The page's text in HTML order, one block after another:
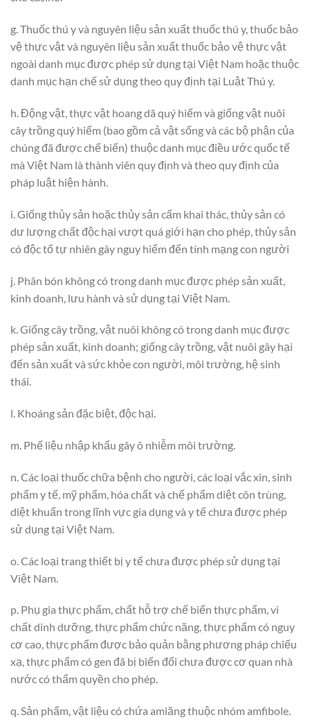
g. Thuốc thú y và nguyên liệu sản xuất thuốc thú y, thuốc bảo
vệ thực vật và nguyên liệu sản xuất thuốc bảo vệ thực vật
ngoài danh mục được phép sử dụng tại Việt Nam hoặc thuộc
danh mục hạn chế sử dụng theo quy định tại Luật Thú y.
h. Động vật, thực vật hoang dã quý hiếm và giống vật nuôi
cây trồng quý hiếm (bao gồm cả vật sống và các bộ phận của
chúng đã được chế biến) thuộc danh mục điều ước quốc tế
mà Việt Nam là thành viên quy định và theo quy định của
pháp luật hiện hành.
i. Giống thủy sản hoặc thủy sản cấm khai thác, thủy sản có
dư lượng chất độc hại vượt quá giới hạn cho phép, thủy sản
có độc tố tự nhiên gây nguy hiểm đến tính mạng con người
j. Phân bón không có trong danh mục được phép sản xuất,
kinh doanh, lưu hành và sử dụng tại Việt Nam.
k. Giống cây trồng, vật nuôi không có trong danh mục được
phép sản xuất, kinh doanh; giống cây trồng, vật nuôi gây hại
đến sản xuất và sức khỏe con người, môi trường, hệ sinh
thái.
l. Khoáng sản đặc biệt, độc hại.
m. Phế liệu nhập khẩu gây ô nhiễm môi trường.
n. Các loại thuốc chữa bệnh cho người, các loại vắc xin, sinh
phẩm y tế, mỹ phẩm, hóa chất và chế phẩm diệt côn trùng,
diệt khuẩn trong lĩnh vực gia dụng và y tế chưa được phép
sử dụng tại Việt Nam.
o. Các loại trang thiết bị y tế chưa được phép sử dụng tại
Việt Nam.
p. Phụ gia thực phẩm, chất hỗ trợ chế biến thực phẩm, vi
chất dinh dưỡng, thực phẩm chức năng, thực phẩm có nguy
cơ cao, thực phẩm được bảo quản bằng phương pháp chiếu
xạ, thực phẩm có gen đã bị biến đổi chưa được cơ quan nhà
nước có thẩm quyền cho phép.
q. Sản phẩm, vật liệu có chứa amiăng thuộc nhóm amfibole.